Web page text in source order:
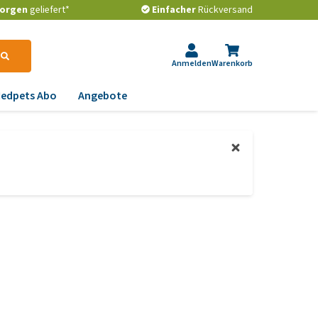
geliefert* EinfacherRückversand
AnmeldenWarenkorb
Abo Angebote